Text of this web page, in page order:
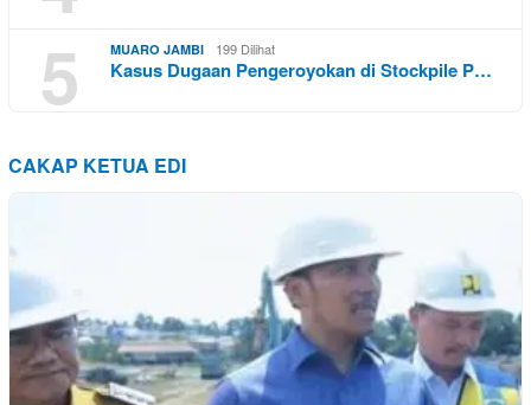
5
MUARO JAMBI 199 Dilihat
Kasus Dugaan Pengeroyokan di Stockpile P…
CAKAP KETUA EDI